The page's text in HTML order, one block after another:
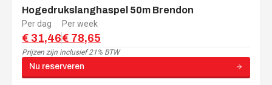
Hogedrukslanghaspel 50m Brendon
Per dag
€ 31,46
Per week
€ 78,65
Prijzen zijn inclusief 21% BTW
Nu reserveren